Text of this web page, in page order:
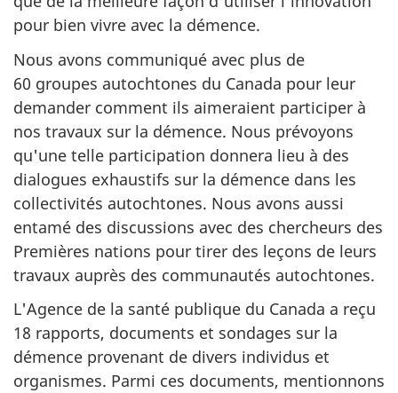
pour bien vivre avec la démence.
Nous avons communiqué avec plus de
60 groupes autochtones du Canada pour leur
demander comment ils aimeraient participer à
nos travaux sur la démence. Nous prévoyons
qu'une telle participation donnera lieu à des
dialogues exhaustifs sur la démence dans les
collectivités autochtones. Nous avons aussi
entamé des discussions avec des chercheurs des
Premières nations pour tirer des leçons de leurs
travaux auprès des communautés autochtones.
L'Agence de la santé publique du Canada a reçu
18 rapports, documents et sondages sur la
démence provenant de divers individus et
organismes. Parmi ces documents, mentionnons